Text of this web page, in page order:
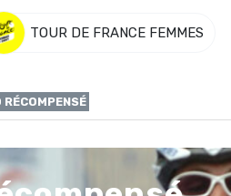
TOUR DE FRANCE FEMMES